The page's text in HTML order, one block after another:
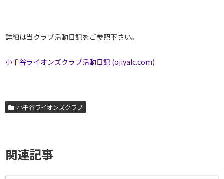
詳細は当クラブ活動日記をご参照下さい。
小千谷ライオンズクラブ活動日記 (ojiyalc.com)
小千谷ライオンズクラブ
関連記事